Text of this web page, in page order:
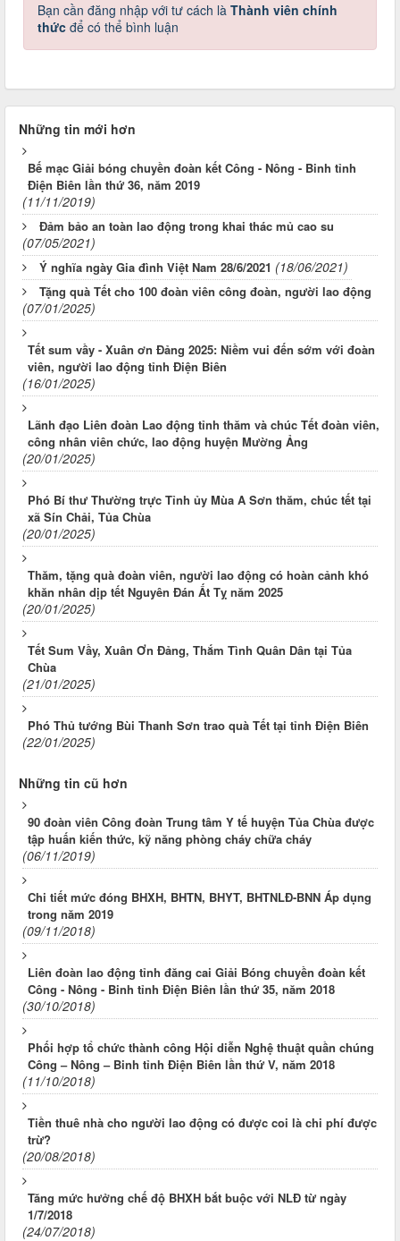
Bạn cần đăng nhập với tư cách là Thành viên chính
thức để có thể bình luận
Những tin mới hơn
Bế mạc Giải bóng chuyền đoàn kết Công - Nông - Binh tỉnh
Điện Biên lần thứ 36, năm 2019
(11/11/2019)
Đảm bảo an toàn lao động trong khai thác mủ cao su
(07/05/2021)
Ý nghĩa ngày Gia đình Việt Nam 28/6/2021 (18/06/2021)
Tặng quà Tết cho 100 đoàn viên công đoàn, người lao động
(07/01/2025)
Tết sum vầy - Xuân ơn Đảng 2025: Niềm vui đến sớm với đoàn
viên, người lao động tỉnh Điện Biên
(16/01/2025)
Lãnh đạo Liên đoàn Lao động tỉnh thăm và chúc Tết đoàn viên,
công nhân viên chức, lao động huyện Mường Ảng
(20/01/2025)
Phó Bí thư Thường trực Tỉnh ủy Mùa A Sơn thăm, chúc tết tại
xã Sín Chải, Tủa Chùa
(20/01/2025)
Thăm, tặng quà đoàn viên, người lao động có hoàn cảnh khó
khăn nhân dịp tết Nguyên Đán Ất Tỵ năm 2025
(20/01/2025)
Tết Sum Vầy, Xuân Ơn Đảng, Thắm Tình Quân Dân tại Tủa
Chùa
(21/01/2025)
Phó Thủ tướng Bùi Thanh Sơn trao quà Tết tại tỉnh Điện Biên
(22/01/2025)
Những tin cũ hơn
90 đoàn viên Công đoàn Trung tâm Y tế huyện Tủa Chùa được
tập huấn kiến thức, kỹ năng phòng cháy chữa cháy
(06/11/2019)
Chi tiết mức đóng BHXH, BHTN, BHYT, BHTNLĐ-BNN Áp dụng
trong năm 2019
(09/11/2018)
Liên đoàn lao động tỉnh đăng cai Giải Bóng chuyền đoàn kết
Công - Nông - Binh tỉnh Điện Biên lần thứ 35, năm 2018
(30/10/2018)
Phối hợp tổ chức thành công Hội diễn Nghệ thuật quần chúng
Công – Nông – Binh tỉnh Điện Biên lần thứ V, năm 2018
(11/10/2018)
Tiền thuê nhà cho người lao động có được coi là chi phí được
trừ?
(20/08/2018)
Tăng mức hưởng chế độ BHXH bắt buộc với NLĐ từ ngày
1/7/2018
(24/07/2018)